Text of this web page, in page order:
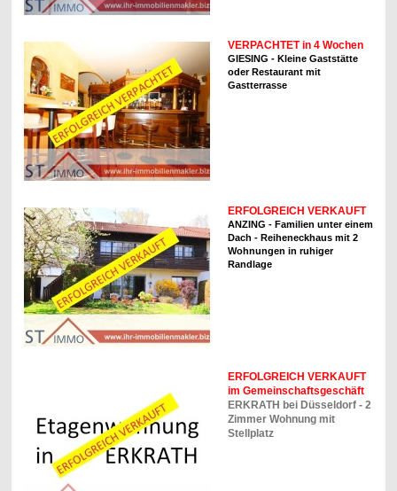
VERPACHTET in 4 Wochen
GIESING - Kleine Gaststätte
oder Restaurant mit
Gastterrasse
ERFOLGREICH VERKAUFT
ANZING - Familien unter einem
Dach - Reiheneckhaus mit 2
Wohnungen in ruhiger
Randlage
ERFOLGREICH VERKAUFT
im Gemeinschaftsgeschäft
ERKRATH bei Düsseldorf - 2
Zimmer Wohnung mit
Stellplatz